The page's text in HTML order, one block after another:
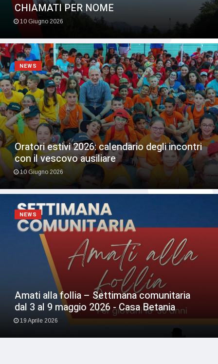
CHIAMATI PER NOME
10 Giugno 2026
Oratori estivi 2026: calendario degli incontri
con il vescovo ausiliare
10 Giugno 2026
NEWS
Amati alla follia – Settimana comunitaria
dal 3 al 9 maggio 2026 - Casa Betania
19 Aprile 2026
NEWS